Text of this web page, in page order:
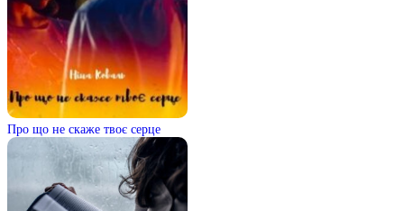
Про що не скаже твоє серце